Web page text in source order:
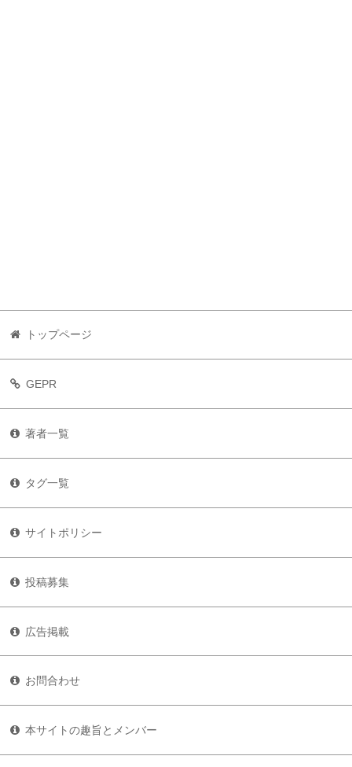
トップページ
GEPR
著者一覧
タグ一覧
サイトポリシー
投稿募集
広告掲載
お問合わせ
本サイトの趣旨とメンバー